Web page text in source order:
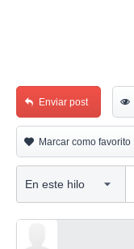
Enviar post
Marcar como favorito